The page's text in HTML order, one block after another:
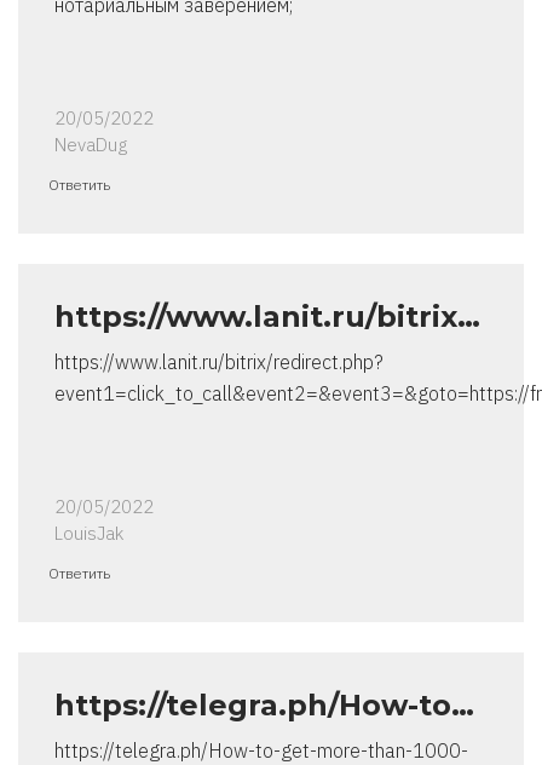
нотариальным заверением;
20/05/2022
NevaDug
Ответить
https://www.lanit.ru/bitrix…
https://www.lanit.ru/bitrix/redirect.php?
event1=click_to_call&event2=&event3=&goto=https://
20/05/2022
LouisJak
Ответить
https://telegra.ph/How-to…
https://telegra.ph/How-to-get-more-than-1000-